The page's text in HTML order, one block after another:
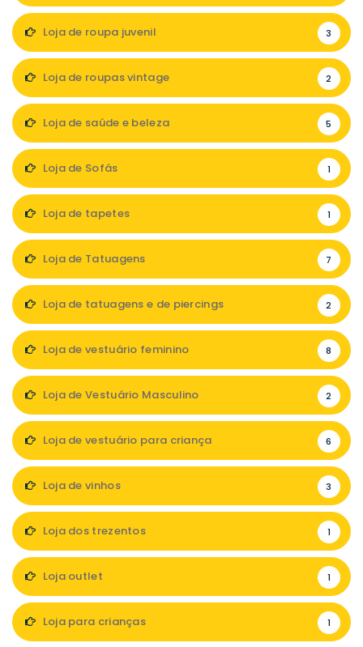
Loja de roupa juvenil 3
Loja de roupas vintage 2
Loja de saúde e beleza 5
Loja de Sofás 1
Loja de tapetes 1
Loja de Tatuagens 7
Loja de tatuagens e de piercings 2
Loja de vestuário feminino 8
Loja de Vestuário Masculino 2
Loja de vestuário para criança 6
Loja de vinhos 3
Loja dos trezentos 1
Loja outlet 1
Loja para crianças 1